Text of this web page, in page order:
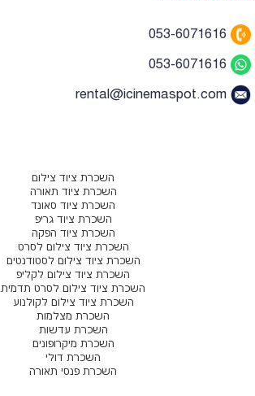
053-6071616
053-6071616
rental@icinemaspot.com
השכרת ציוד צילום
השכרת ציוד תאורה
השכרת ציוד סאונד
השכרת ציוד גריפ
השכרת ציוד הפקה
השכרת ציוד צילום לסרט
השכרת ציוד צילום לסטודנטים
השכרת ציוד צילום לקליפ
השכרת ציוד צילום לסרט תדמית
השכרת ציוד צילום לקולנוע
השכרת מצלמות
השכרת עדשות
השכרת מיקרופונים
השכרת דולי
השכרת פנסי תאורה